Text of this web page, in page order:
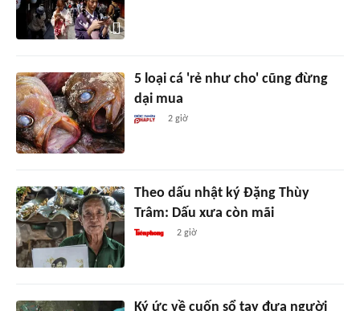
5 loại cá 'rẻ như cho' cũng đừng
dại mua
2 giờ
Theo dấu nhật ký Đặng Thùy
Trâm: Dấu xưa còn mãi
2 giờ
Ký ức về cuốn sổ tay đưa người